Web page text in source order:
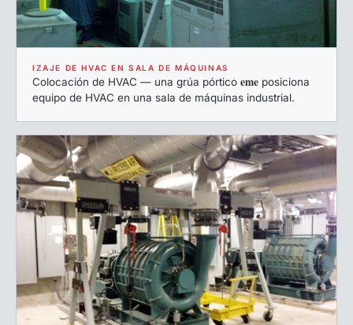
IZAJE DE HVAC EN SALA DE MÁQUINAS
Colocación de HVAC — una grúa pórtico emeposiciona
equipo de HVAC en una sala de máquinas industrial.